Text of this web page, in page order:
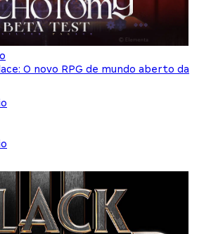
O novo RPG de mundo aberto da